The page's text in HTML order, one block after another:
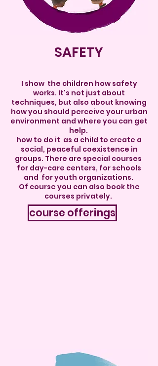
SAFETY
I show the children how safety
works. It's not just about
techniques, but also about knowing
how you should perceive your urban
environment and where you can get
help.
how to do it as a child to create a
social, peaceful coexistence in
groups. There are special courses
for day-care centers, for schools
and for youth organizations.
Of course you can also book the
courses privately.
course offerings